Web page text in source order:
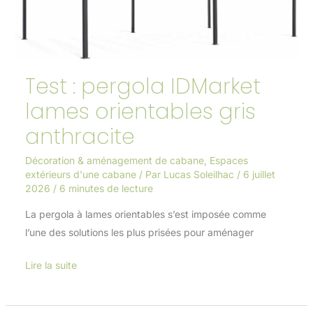
Test : pergola IDMarket
lames orientables gris
anthracite
Décoration & aménagement de cabane, Espaces
extérieurs d'une cabane/ Par Lucas Soleilhac / 6 juillet
2026 / 6 minutes de lecture
La pergola à lames orientables s’est imposée comme
l’une des solutions les plus prisées pour aménager
gris
Lire la suite